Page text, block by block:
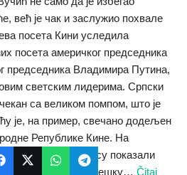
већ је чак и заслужио похвале
посета Кини уследила
посета америчког председника
председника Владимира Путина,
светским лидерима. Српски
са великом помпом, што је
је, на пример, свечано додељен
Републике Кине. На
и Син Ђинпинг су показали
потврђујући стратешку… Čitaj